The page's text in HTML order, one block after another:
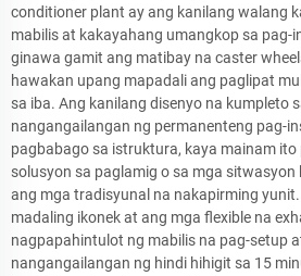
conditioner plant ay ang kanilang walang
mabilis at kakayahang umangkop sa pag-
ginawa gamit ang matibay na caster
hawakan upang mapadali ang paglipat
sa iba. Ang kanilang disenyo na kumpleto
nangangailangan ng permanenteng pag-
pagbabago sa istruktura, kaya mainam
solusyon sa paglamig o sa mga sitwasyon
ang mga tradisyunal na nakapirming
madaling ikonek at ang mga flexible na
nagpapahintulot ng mabilis na pag-setup
nangangailangan ng hindi hihigit sa 15